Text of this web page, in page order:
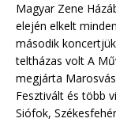
Magyar Zene
elején elkelt
második
teltházas volt A
megjárta
Fesztivált és több
Siófok,